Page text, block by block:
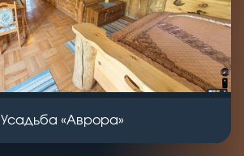
Усадьба «Аврора»